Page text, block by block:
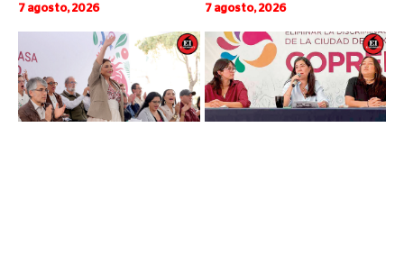
7 agosto, 2026 7 agosto, 2026